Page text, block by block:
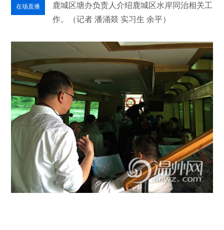
在场直播
鹿城区塘办负责人介绍鹿城区水岸同治相关工
作。（记者 潘涌燚 实习生 余平）